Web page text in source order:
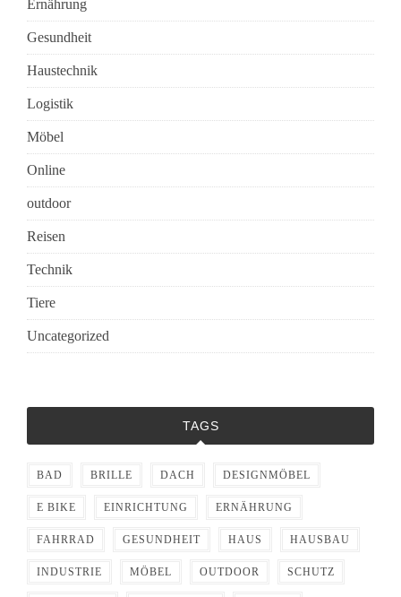
Ernährung
Gesundheit
Haustechnik
Logistik
Möbel
Online
outdoor
Reisen
Technik
Tiere
Uncategorized
TAGS
BAD BRILLE DACH DESIGNMÖBEL
E BIKE EINRICHTUNG ERNÄHRUNG
FAHRRAD GESUNDHEIT HAUS HAUSBAU
INDUSTRIE MÖBEL OUTDOOR SCHUTZ